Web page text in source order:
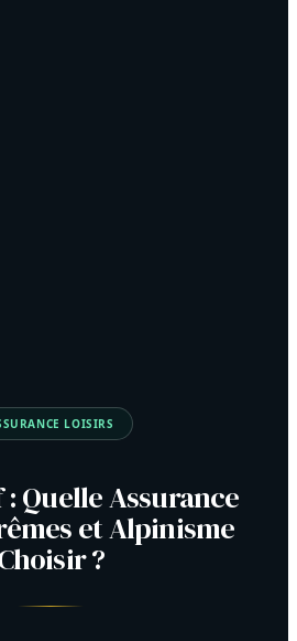
LOISIRS
Quelle Assurance
et Alpinisme
?